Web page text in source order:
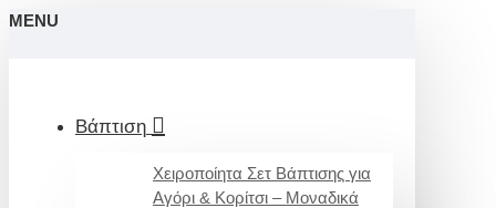
MENU
Βάπτιση
Χειροποίητα Σετ Βάπτισης για
Αγόρι & Κορίτσι – Μοναδικά